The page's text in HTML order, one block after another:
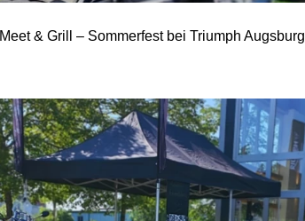
Meet & Grill – Sommerfest bei Triumph Augsburg